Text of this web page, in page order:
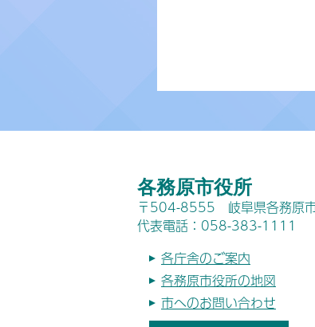
各務原市役所
〒504-8555 岐阜県各務原
代表電話：058-383-1111
各庁舎のご案内
各務原市役所の地図
市へのお問い合わせ